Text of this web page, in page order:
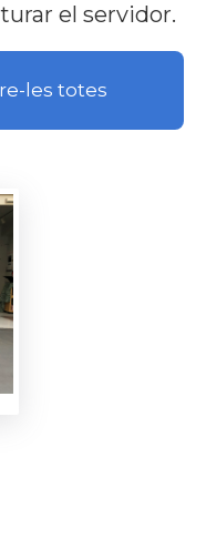
el servidor.
les totes